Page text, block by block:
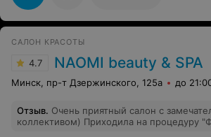
САЛОН КРАСОТЫ
4.7 NAOMI beauty & SPA
Минск, пр-т Дзержинского, 125а до
Отзыв. Очень приятный салон с
коллективом) Приходила на процедуру